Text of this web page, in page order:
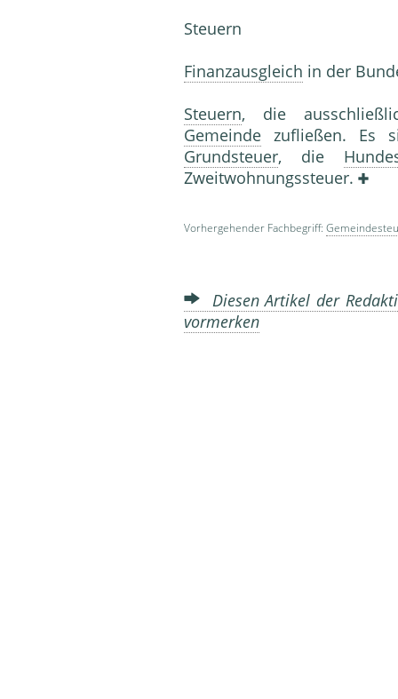
Steuern
Finanzausgleich in der
Steuern, die
Gemeinde zufließen. Es
Grundsteuer, die
Zweitwohnungssteuer.
Vorhergehender Fachbegriff:
Diesen Artikel der
vormerken